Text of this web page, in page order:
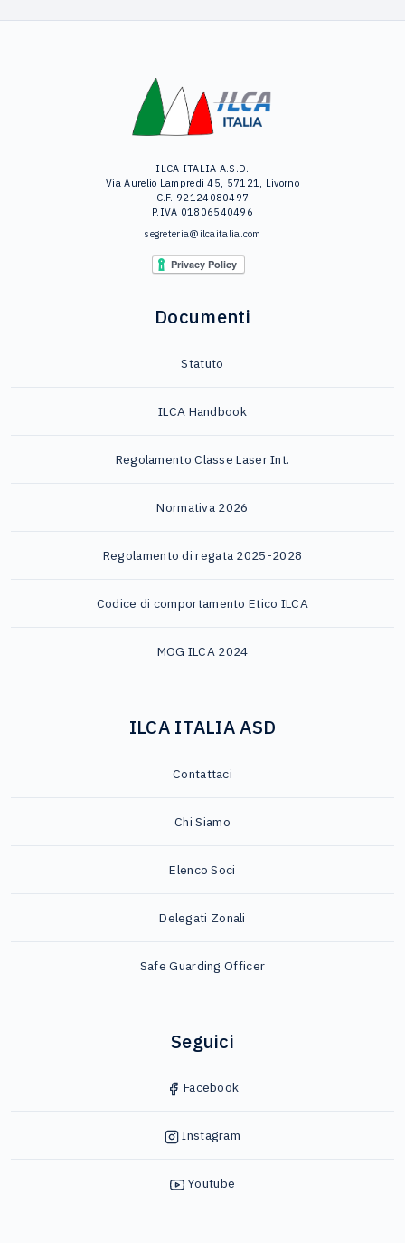
ILCA ITALIA A.S.D.
Via Aurelio Lampredi 45, 57121, Livorno
C.F. 92124080497
P.IVA 01806540496
segreteria@ilcaitalia.com
Documenti
Statuto
ILCA Handbook
Regolamento Classe Laser Int.
Normativa 2026
Regolamento di regata 2025-2028
Codice di comportamento Etico ILCA
MOG ILCA 2024
ILCA ITALIA ASD
Contattaci
Chi Siamo
Elenco Soci
Delegati Zonali
Safe Guarding Officer
Seguici
Facebook
Instagram
Youtube